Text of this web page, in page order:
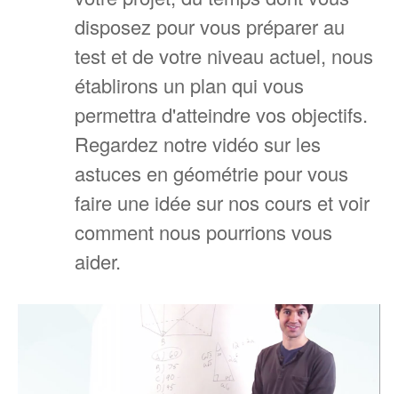
disposez pour vous préparer au
test et de votre niveau actuel, nous
établirons un plan qui vous
permettra d'atteindre vos objectifs.
Regardez notre vidéo sur les
astuces en géométrie pour vous
faire une idée sur nos cours et voir
comment nous pourrions vous
aider.